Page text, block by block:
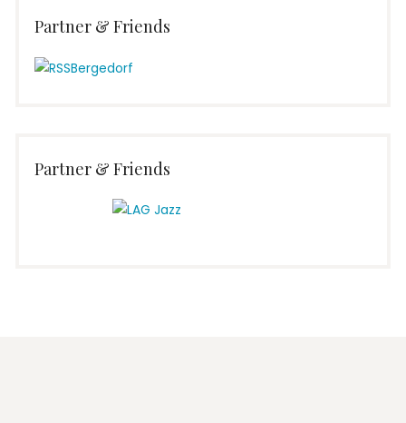
Partner & Friends
Partner & Friends